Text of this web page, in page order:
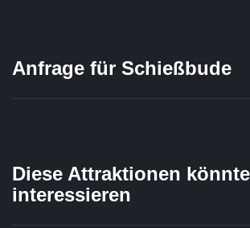
Anfrage für Schießbude
Diese Attraktionen
interessieren